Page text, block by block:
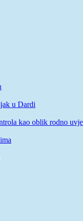
u Dardi
kao oblik rodno